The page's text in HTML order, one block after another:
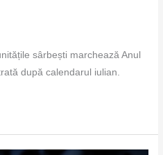
sârbești marchează Anul
după calendarul iulian.